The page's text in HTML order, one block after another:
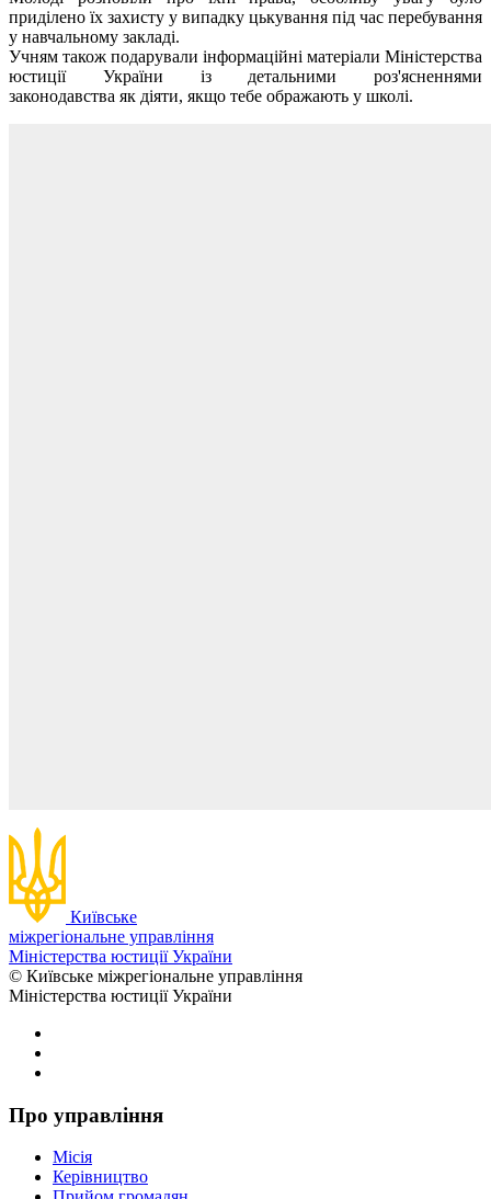
приділено їх захисту у випадку цькування під час перебування
у навчальному закладі.
Учням також подарували інформаційні матеріали Міністерства
юстиції України із детальними роз'ясненнями
законодавства як діяти, якщо тебе ображають у школі.
Київське
міжрегіональне управління
Міністерства юстиції України
© Київське міжрегіональне управління
Міністерства юстиції України
Про управління
Місія
Керівництво